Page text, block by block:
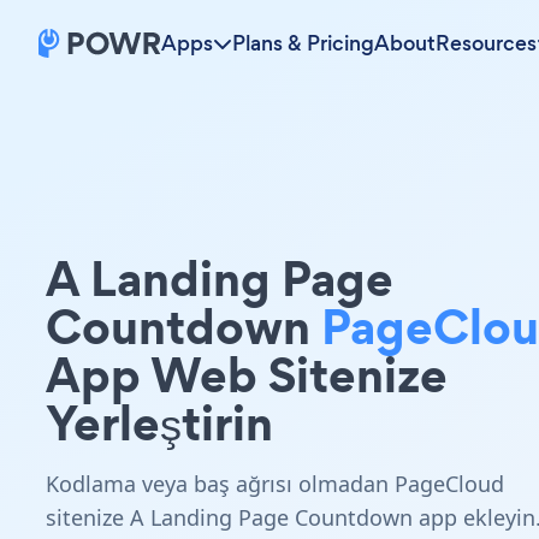
Apps Plans & PricingAboutResources
A Landing Page
Countdown
App Web Sitenize
Yerleştirin
Kodlama veya baş ağrısı olmadan PageCloud
sitenize A Landing Page Countdown app